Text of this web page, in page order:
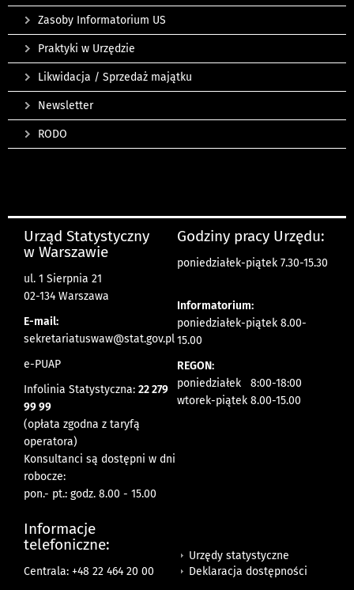
Zasoby Informatorium US
Praktyki w Urzędzie
Likwidacja / Sprzedaż majątku
Newsletter
RODO
Urząd Statystyczny
w Warszawie
ul. 1 Sierpnia 21
02-134 Warszawa
E-mail:
sekretariatuswaw@stat.gov.pl
e-PUAP
Infolinia Statystyczna: 22 279
99 99
(opłata zgodna z taryfą
operatora)
Konsultanci są dostępni w dni
robocze:
pon.- pt.: godz. 8.00 - 15.00
Godziny pracy Urzędu:
poniedziałek-piątek 7.30-15.30
Informatorium:
poniedziałek-piątek 8.00-
15.00
REGON:
poniedziałek 8:00-18:00
wtorek-piątek 8.00-15.00
Informacje
telefoniczne:
Centrala: +48 22 464 20 00
Urzędy statystyczne
Deklaracja dostępności